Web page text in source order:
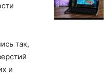
так,
и